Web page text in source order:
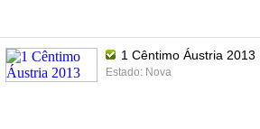
1 Cêntimo Áustria 2013
Estado: Nova